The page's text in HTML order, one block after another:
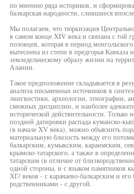
по мнению ряда историков, и
балкарская народности, слившиеся
Мы полагаем, что тюркизация
в самом конце XIV века и связана с той
половцев, которая в период
вытеснена из степи в предгорья Кавказа
земледельческому образу жизни на
Алании.
Такое предположение складывается в
анализа письменных источников в
лингвистики, археологии, этнографии,
смежных дисциплин, и наиболее
исторической действительности. Только
поздней датировки распада куманско-
(в начале XV века), можно объяснить
материальную близость между его
балкарским, кумыкским, караимским,
крымско-татарского, а также в
татарским (в отличие от
одной стороны, и с языком памятников
ХГ/ веков - с карачаево-балкарским и
родственниками - с другой.